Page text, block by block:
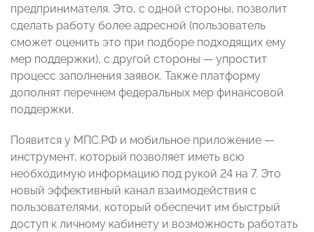
предпринимателя. Это, с одной стороны, позволит
сделать работу более адресной (пользователь
сможет оценить это при подборе подходящих ему
мер поддержки), с другой стороны — упростит
процесс заполнения заявок. Также платформу
дополнят перечнем федеральных мер финансовой
поддержки.
Появится у МПС.РФ и мобильное приложение —
инструмент, который позволяет иметь всю
необходимую информацию под рукой 24 на 7. Это
новый эффективный канал взаимодействия с
пользователями, который обеспечит им быстрый
доступ к личному кабинету и возможность работать